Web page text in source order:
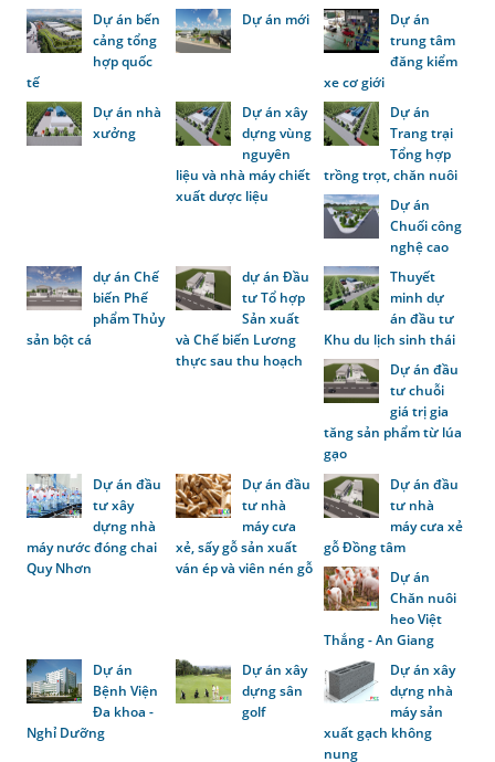
Dự án bến
cảng tổng
hợp quốc
tế
Dự án mới
Dự án
trung tâm
đăng kiểm
xe cơ giới
Dự án nhà
xưởng
Dự án xây
dựng vùng
nguyên
liệu và nhà máy chiết
xuất dược liệu
Dự án
Trang trại
Tổng hợp
trồng trọt, chăn nuôi
Dự án
Chuối công
nghệ cao
dự án Chế
biến Phế
phẩm Thủy
sản bột cá
dự án Đầu
tư Tổ hợp
Sản xuất
và Chế biến Lương
thực sau thu hoạch
Thuyết
minh dự
án đầu tư
Khu du lịch sinh thái
Dự án đầu
tư chuỗi
giá trị gia
tăng sản phẩm từ lúa
gạo
Dự án đầu
tư xây
dựng nhà
máy nước đóng chai
Quy Nhơn
Dự án đầu
tư nhà
máy cưa
xẻ, sấy gỗ sản xuất
ván ép và viên nén gỗ
Dự án đầu
tư nhà
máy cưa xẻ
gỗ Đồng tâm
Dự án
Chăn nuôi
heo Việt
Thắng - An Giang
Dự án
Bệnh Viện
Đa khoa -
Nghỉ Dưỡng
Dự án xây
dựng sân
golf
Dự án xây
dựng nhà
máy sản
xuất gạch không
nung